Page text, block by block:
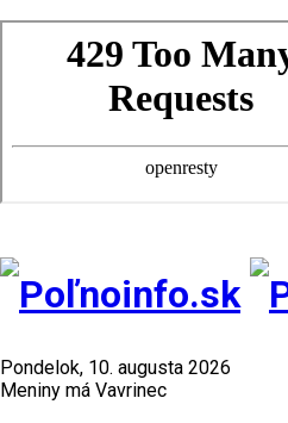
Pondelok, 10. augusta 2026
Meniny má Vavrinec